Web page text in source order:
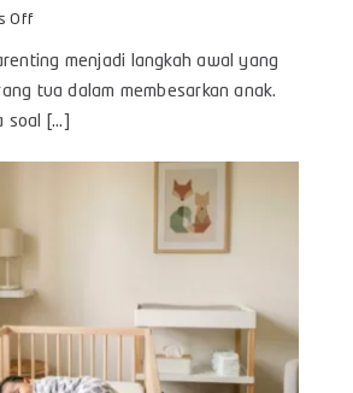
Offon
Itu
Parenting?,
Panduan
Lengkap
menjadi langkah awal yang
tua dalam membesarkan anak.
[...]